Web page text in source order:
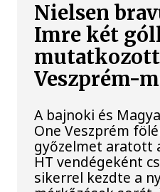
Nielsen
Imre két
Veszprém-
A bajnoki és
One Veszprém
győzelmet aratott
HT vendégeként
sikerrel kezdte a